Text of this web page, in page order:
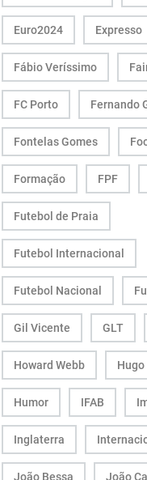
Euro2024 Expresso
Fábio Veríssimo
FC Porto Fernando
Fontelas Gomes
Formação FPF
Futebol de Praia
Futebol Internacional
Futebol Nacional
Gil Vicente GLT
Howard Webb Hugo
Humor IFAB
Inglaterra
João Bessa João